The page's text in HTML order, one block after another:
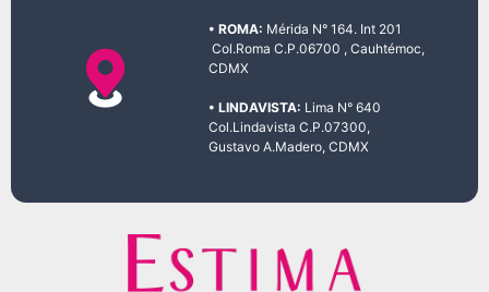
• ROMA: Mérida N° 164. Int 201
Col.Roma C.P.06700 , Cauhtémoc,
CDMX
• LINDAVISTA: Lima N° 640
Col.Lindavista C.P.07300,
Gustavo A.Madero, CDMX